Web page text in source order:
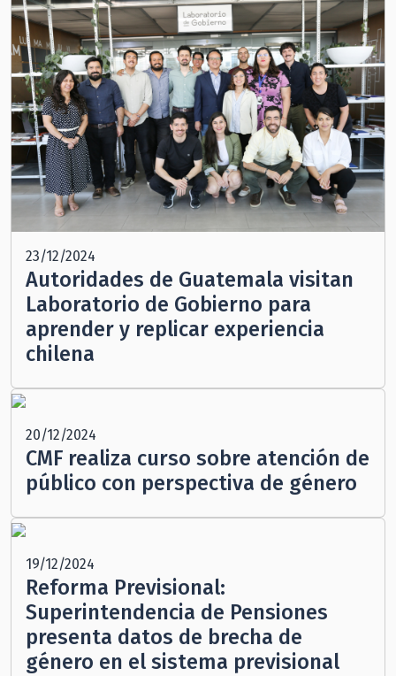
23/12/2024
Autoridades de Guatemala visitan
Laboratorio de Gobierno para
aprender y replicar experiencia
chilena
20/12/2024
CMF realiza curso sobre atención de
público con perspectiva de género
19/12/2024
Reforma Previsional:
Superintendencia de Pensiones
presenta datos de brecha de
género en el sistema previsional